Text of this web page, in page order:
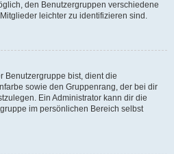
den Benutzergruppen verschiedene
leichter zu identifizieren sind.
Benutzergruppe bist, dient die
sowie den Gruppenrang, der bei dir
Ein Administrator kann dir die
im persönlichen Bereich selbst